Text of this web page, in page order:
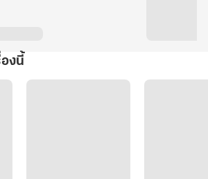
งนี้